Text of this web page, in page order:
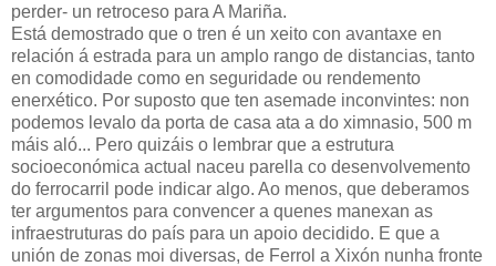
perder- un retroceso para A Mariña.
Está demostrado que o tren é un xeito con avantaxe en
relación á estrada para un amplo rango de distancias, tanto
en comodidade como en seguridade ou rendemento
enerxético. Por suposto que ten asemade inconvintes: non
podemos levalo da porta de casa ata a do ximnasio, 500 m
máis aló... Pero quizáis o lembrar que a estrutura
socioeconómica actual naceu parella co desenvolvemento
do ferrocarril pode indicar algo. Ao menos, que deberamos
ter argumentos para convencer a quenes manexan as
infraestruturas do país para un apoio decidido. E que a
unión de zonas moi diversas, de Ferrol a Xixón nunha fronte